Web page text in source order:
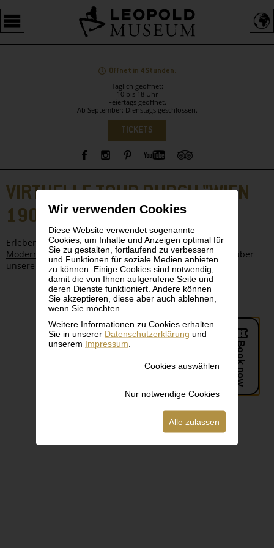
Wir verwenden Cookies
Diese Website verwendet sogenannte
Cookies, um Inhalte und Anzeigen optimal für
Sie zu gestalten, fortlaufend zu verbessern
und Funktionen für soziale Medien anbieten
zu können. Einige Cookies sind notwendig,
damit die von Ihnen aufgerufene Seite und
deren Dienste funktioniert. Andere können
Sie akzeptieren, diese aber auch ablehnen,
wenn Sie möchten.
Weitere Informationen zu Cookies erhalten
Sie in unserer Datenschutzerklärung und
unserem Impressum
Cookies auswählen
Nur notwendige Cookies
Alle zulassen
Barrierefreie
Bedienung
der
Öffnet in 4 Stunden.
Täglich geöffnet:
10 bis 18 Uhr
Feiertags geöffnet.
Ab September: Dienstags geschlossen.
TICKETS
Sidebar
VIRTUELLE TOUR DURCH "WIEN
1900"
Erleben Sie die Ausstellung"Wien 1900. Aufbruch in die
Moderne"
, sowie dieHighlightsder Sammlung Leopold über
unsere virtuelle Tour.